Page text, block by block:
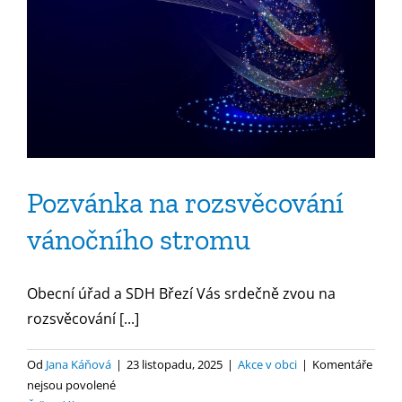
Pozvánka na rozsvěcování
vánočního stromu
Obecní úřad a SDH Březí Vás srdečně zvou na
rozsvěcování [...]
Od Jana Káňová | 23 listopadu, 2025 | Akce v obci | Komentáře
nejsou povolenéu